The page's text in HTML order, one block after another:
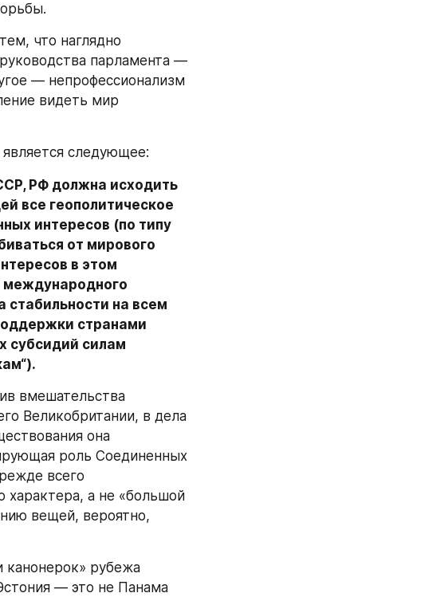
что наглядно
парламента —
— непрофессионализм
видеть мир
следующее:
РФ должна исходить
все геополитическое
интересов (по типу
от мирового
в этом
международного
стабильности на всем
странами
субсидий силам
вмешательства
Великобритании, в дела
она
роль Соединенных
всего
а не «большой
вещей, вероятно,
канонерок» рубежа
— это не Панама